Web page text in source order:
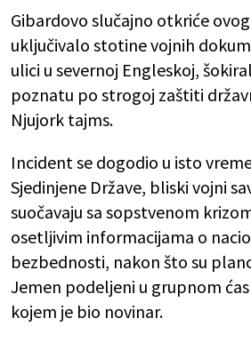
Gibardovo slučajno otkriće
uključivalo stotine vojnih
ulici u severnoj Engleskoj,
poznatu po strogoj zaštiti
Njujork tajms.
Incident se dogodio u isto
Sjedinjene Države, bliski vojni
suočavaju sa sopstvenom
osetljivim informacijama o
bezbednosti, nakon što su
Jemen podeljeni u grupnom
kojem je bio novinar.